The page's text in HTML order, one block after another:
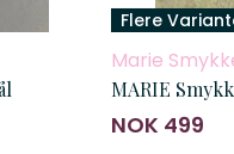
Flere
Marie
MARIE
NOK 499